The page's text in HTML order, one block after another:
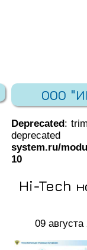
ООО
Deprecated:
system.ru/
10
Hi-Tech
09 августа